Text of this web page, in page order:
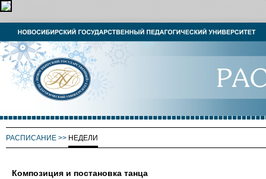
РАСПИСАНИЕ >> НЕДЕЛИ
Композиция и постановка танца